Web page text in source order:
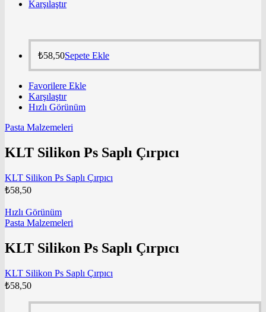
Karşılaştır
₺58,50Sepete Ekle
Favorilere Ekle
Karşılaştır
Hızlı Görünüm
Pasta Malzemeleri
KLT Silikon Ps Saplı Çırpıcı
KLT Silikon Ps Saplı Çırpıcı
₺58,50
Hızlı Görünüm
Pasta Malzemeleri
KLT Silikon Ps Saplı Çırpıcı
KLT Silikon Ps Saplı Çırpıcı
₺58,50